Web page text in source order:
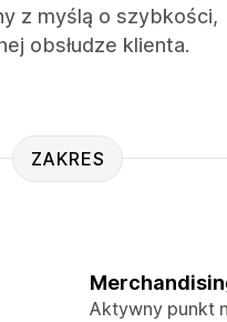
z myślą o szybkości,
obsłudze klienta.
ZAKRES
Aktywny punkt